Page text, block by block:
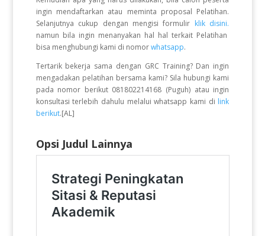
ingin mendaftarkan atau meminta proposal Pelatihan.
Selanjutnya cukup dengan mengisi formulir klik disini.
namun bila ingin menanyakan hal hal terkait Pelatihan
bisa menghubungi kami di nomorwhatsapp.
Tertarik bekerja sama dengan GRC Training? Dan ingin
mengadakan pelatihan bersama kami? Sila hubungi kami
pada nomor berikut 081802214168 (Puguh) atau ingin
konsultasi terlebih dahulu melalui whatsapp kami di link
berikut.[AL]
Opsi Judul Lainnya